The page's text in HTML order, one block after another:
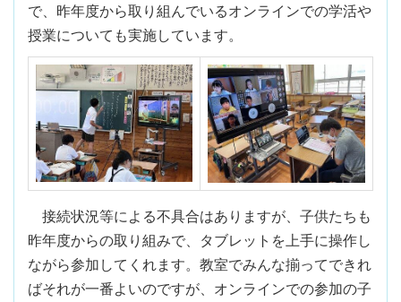
で、昨年度から取り組んでいるオンラインでの学活や
授業についても実施しています。
接続状況等による不具合はありますが、子供たちも
昨年度からの取り組みで、タブレットを上手に操作し
ながら参加してくれます。教室でみんな揃ってできれ
ばそれが一番よいのですが、オンラインでの参加の子